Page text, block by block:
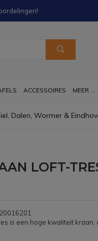
ACCESSOIRES MEER ...
Dalen, Wormer &
LOFT-
is een hoge kwaliteit